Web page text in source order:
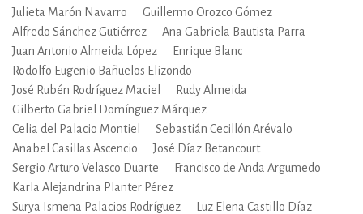
Julieta Marón Navarro
Guillermo Orozco Gómez
Alfredo Sánchez Gutiérrez
Ana Gabriela Bautista Parra
Juan Antonio Almeida López
Enrique Blanc
Rodolfo Eugenio Bañuelos Elizondo
José Rubén Rodríguez Maciel
Rudy Almeida
Gilberto Gabriel Domínguez Márquez
Celia del Palacio Montiel
Sebastián Cecillón Arévalo
Anabel Casillas Ascencio
José Díaz Betancourt
Sergio Arturo Velasco Duarte
Francisco de Anda Argumedo
Karla Alejandrina Planter Pérez
Surya Ismena Palacios Rodríguez
Luz Elena Castillo Díaz